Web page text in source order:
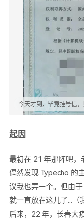
今天才到，毕竟挂号信，
起因
最初在 21 年那阵吧，
偶然发现 Typecho 的
议我也弄一个。但由于
就一直放在这儿了...（
后来，22 年，长春大